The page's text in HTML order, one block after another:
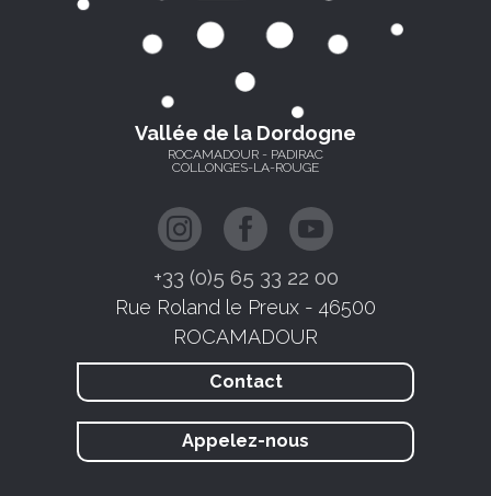
Vallée de la Dordogne
ROCAMADOUR - PADIRAC
COLLONGES-LA-ROUGE
+33 (0)5 65 33 22 00
Rue Roland le Preux - 46500
ROCAMADOUR
Contact
Appelez-nous